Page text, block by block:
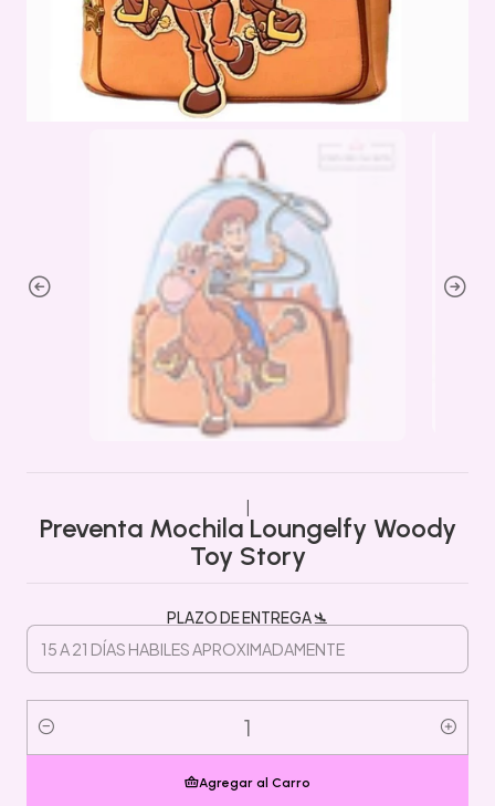
Preventa Mochila Loungelfy Woody
Toy Story
PLAZO DE ENTREGA 🛬
Cantidad
Agregar al Carro